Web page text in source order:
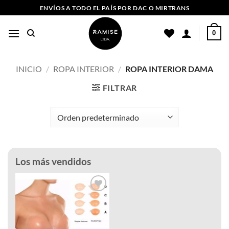
al
contenido
ENVÍOS A TODO EL PAÍS POR DAC O MIRTRANS
0
INICIO / ROPA INTERIOR / ROPA INTERIOR DAMA
FILTRAR
Los más vendidos
Añadir
a la
lista de
deseos